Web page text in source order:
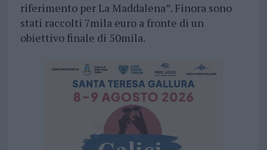
riferimento per La Maddalena”. Finora sono
stati raccolti 7mila euro a fronte di un
obiettivo finale di 50mila.